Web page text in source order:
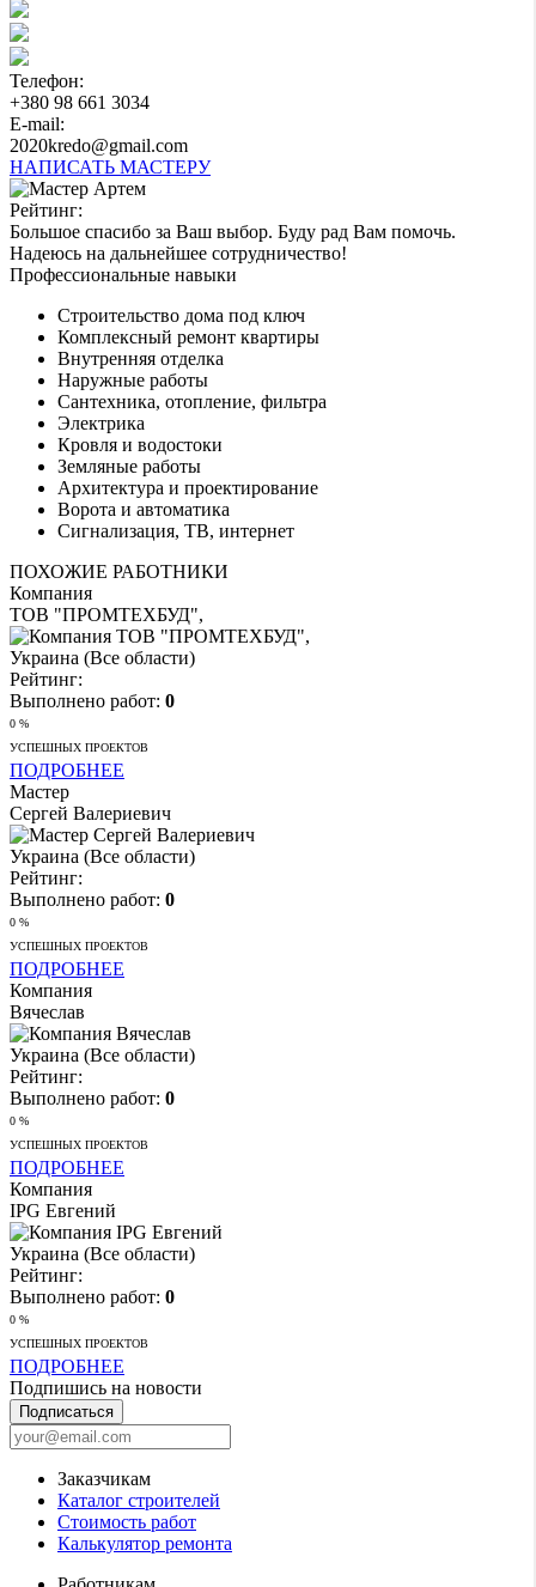
Телефон:
+380 98 661 3034
E-mail:
2020kredo@gmail.com
НАПИСАТЬ МАСТЕРУ
Рейтинг:
Большое спасибо за Ваш выбор. Буду рад Вам помочь.
Надеюсь на дальнейшее сотрудничество!
Профессиональные навыки
Строительство дома под ключ
Комплексный ремонт квартиры
Внутренняя отделка
Наружные работы
Сантехника, отопление, фильтра
Электрика
Кровля и водостоки
Земляные работы
Архитектура и проектирование
Ворота и автоматика
Сигнализация, ТВ, интернет
ПОХОЖИЕ РАБОТНИКИ
Компания
ТОВ "ПРОМТЕХБУД",
Украина (Все области)
Рейтинг:
Выполнено работ: 0
0 %
УСПЕШНЫХ ПРОЕКТОВ
ПОДРОБНЕЕ
Мастер
Сергей Валериевич
Украина (Все области)
Рейтинг:
Выполнено работ: 0
0 %
УСПЕШНЫХ ПРОЕКТОВ
ПОДРОБНЕЕ
Компания
Вячеслав
Украина (Все области)
Рейтинг:
Выполнено работ: 0
0 %
УСПЕШНЫХ ПРОЕКТОВ
ПОДРОБНЕЕ
Компания
IPG Евгений
Украина (Все области)
Рейтинг:
Выполнено работ: 0
0 %
УСПЕШНЫХ ПРОЕКТОВ
ПОДРОБНЕЕ
Подпишись на новости
Подписаться
Заказчикам
Каталог строителей
Стоимость работ
Калькулятор ремонта